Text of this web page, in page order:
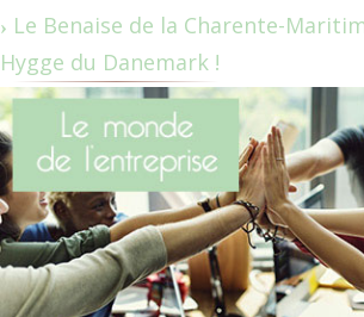
Le Benaise de la Charente-
Hygge du Danemark !